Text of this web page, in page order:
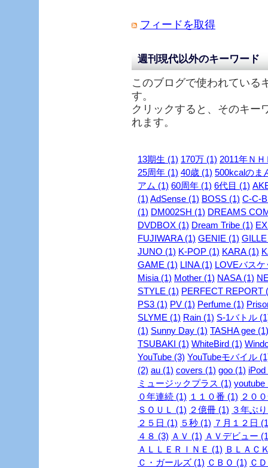
フィードを取得
週刊現代以外のキーワード
このブログで使われている
す。
クリックすると、そのキー
れます。
13期生 (1) 170万 (1) 2011年Ｎ
25周年 (1) 40歳 (1) 500kcalのま
アム (1) 60周年 (1) 6代目 (1)
(1) AdSense (1) BOSS (1) C-C-
(1) DM002SH (1) DREAMS
DVDBOX (1) Dream Tribe (1)
FUJIWARA (1) GENIE (1)
JUNO (1) K-POP (1) KARA (1)
GAME (1) LINA (1) LOVEバスケ
Misia (1) Mother (1) NASA (1)
STYLE (1) PERFECT REPORT
PS3 (1) PV (1) Perfume (1)
SLYME (1) Rain (1) S-1バトル
(1) Sunny Day (1) TASHA gee (1)
TSUBAKI (1) WhiteBird (1)
YouTube (3) YouTubeモバイル
(2) au (1) covers (1) goo (1) iPod
ミュージックプラス (1) youtube
０年連続 (1) １１０番 (1) ２０
ＳＯＵＬ (1) ２億冊 (1) ３年ぶ
２５日 (1) ５秒 (1) ７月１２日
４８ (3) ＡＶ (1) ＡＶデビュー
ＡＬＬＥＲＩＮＥ (1) ＢＬＡＣ
Ｃ・ガールズ (1) ＣＢＯ (1) Ｃ